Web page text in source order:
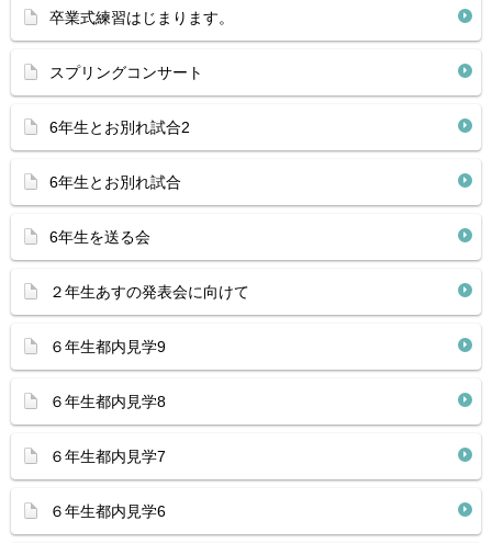
卒業式練習はじまります。
スプリングコンサート
6年生とお別れ試合2
6年生とお別れ試合
6年生を送る会
２年生あすの発表会に向けて
６年生都内見学9
６年生都内見学8
６年生都内見学7
６年生都内見学6